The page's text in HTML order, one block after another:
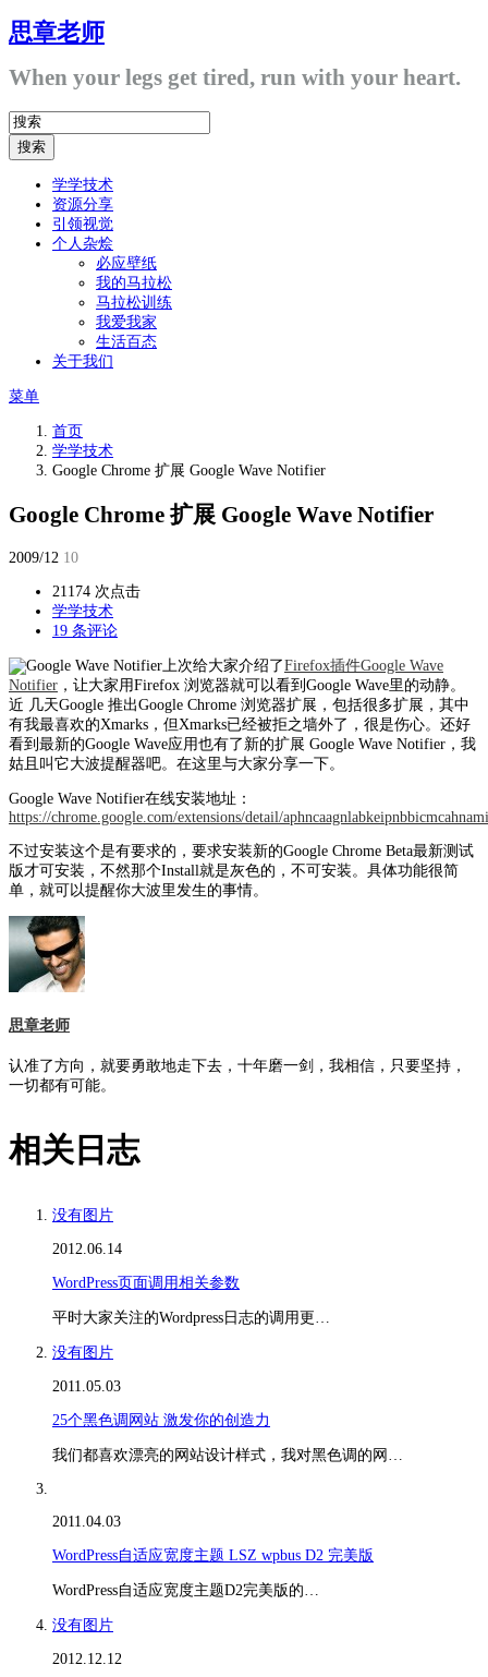
思章老师
When your legs get tired, run with your heart.
学学技术
资源分享
引领视觉
个人杂烩
必应壁纸
我的马拉松
马拉松训练
我爱我家
生活百态
关于我们
菜单
首页
学学技术
Google Chrome 扩展 Google Wave Notifier
Google Chrome 扩展 Google Wave Notifier
2009/12 10
21174 次点击
学学技术
19 条评论
上次给大家介绍了Firefox插件Google Wave
Notifier ，让大家用Firefox 浏览器就可以看到Google Wave里的动静。
近 几天Google 推出Google Chrome 浏览器扩展，包括很多扩展，其中
有我最喜欢的Xmarks，但Xmarks已经被拒之墙外了，很是伤心。还好
看到最新的Google Wave应用也有了新的扩展 Google Wave Notifier，我
姑且叫它大波提醒器吧。在这里与大家分享一下。
Google Wave Notifier在线安装地址：
https://chrome.google.com/extensions/detail/
不过安装这个是有要求的，要求安装新的Google Chrome Beta最新测试
版才可安装，不然那个Install就是灰色的，不可安装。具体功能很简
单，就可以提醒你大波里发生的事情。
思章老师
认准了方向，就要勇敢地走下去，十年磨一剑，我相信，只要坚持，
一切都有可能。
相关日志
没有图片
2012.06.14
WordPress页面调用相关参数
平时大家关注的Wordpress日志的调用更…
没有图片
2011.05.03
25个黑色调网站 激发你的创造力
我们都喜欢漂亮的网站设计样式，我对黑色调的网…
2011.04.03
WordPress自适应宽度主题 LSZ wpbus D2 完美版
WordPress自适应宽度主题D2完美版的…
没有图片
2012.12.12